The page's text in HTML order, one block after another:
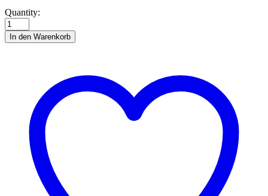
Minifiguren
im
Beutel
Soldaten
Quantity:
In den Warenkorb